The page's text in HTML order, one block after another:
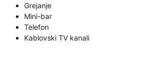
Grejanje
Mini-bar
Telefon
Kablovski TV kanali